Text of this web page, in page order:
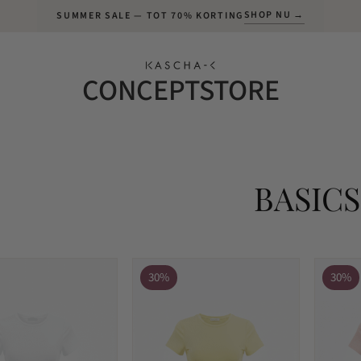
SUMMER SALE — TOT 70% KORTING SHOP NU →
CONCEPTSTORE
BASICS
30% 30%